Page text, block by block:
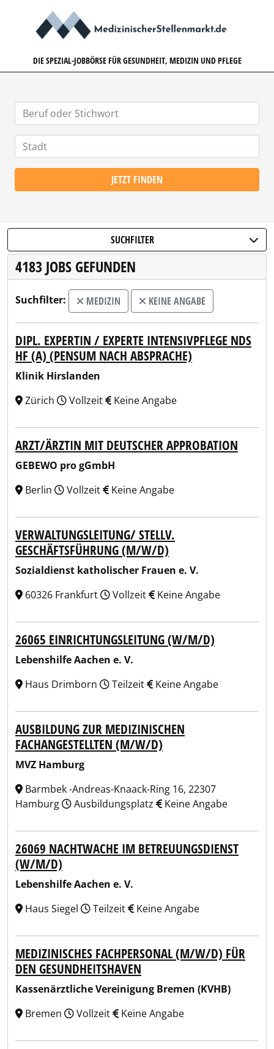
DIE SPEZIAL-JOBBÖRSE FÜR GESUNDHEIT, MEDIZIN UND PFLEGE
JETZT FINDEN
SUCHFILTER
4183 JOBS GEFUNDEN
Suchfilter: MEDIZIN KEINE ANGABE
DIPL. EXPERTIN / EXPERTE INTENSIVPFLEGE NDS
HF (A) (PENSUM NACH ABSPRACHE)
Klinik Hirslanden
Zürich
Vollzeit Keine Angabe
ARZT/ÄRZTIN MIT DEUTSCHER APPROBATION
GEBEWO pro gGmbH
Berlin
Vollzeit Keine Angabe
VERWALTUNGSLEITUNG/ STELLV.
GESCHÄFTSFÜHRUNG (M/W/D)
Sozialdienst katholischer Frauen e. V.
60326 Frankfurt
Vollzeit Keine Angabe
26065 EINRICHTUNGSLEITUNG (W/M/D)
Lebenshilfe Aachen e. V.
Haus Drimborn
Teilzeit Keine Angabe
AUSBILDUNG ZUR MEDIZINISCHEN
FACHANGESTELLTEN (M/W/D)
MVZ Hamburg
Barmbek -Andreas-Knaack-Ring 16, 22307
Hamburg
Ausbildungsplatz Keine Angabe
26069 NACHTWACHE IM BETREUUNGSDIENST
(W/M/D)
Lebenshilfe Aachen e. V.
Haus Siegel
Teilzeit Keine Angabe
MEDIZINISCHES FACHPERSONAL (M/W/D) FÜR
DEN GESUNDHEITSHAVEN
Kassenärztliche Vereinigung Bremen (KVHB)
Bremen
Vollzeit Keine Angabe